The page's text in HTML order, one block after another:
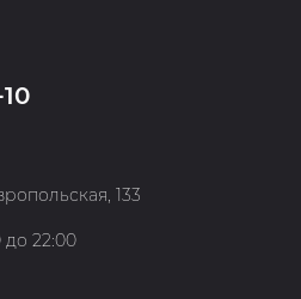
133
22:00